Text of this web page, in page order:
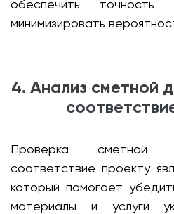
обеспечить
минимизировать
4. Анализ сметной
Проверка сметной
соответствие проекту
который помогает
материалы и услуги